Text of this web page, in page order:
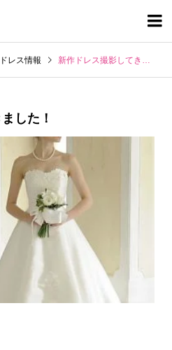

ドレス情報 新作ドレス撮影してきました！
した！